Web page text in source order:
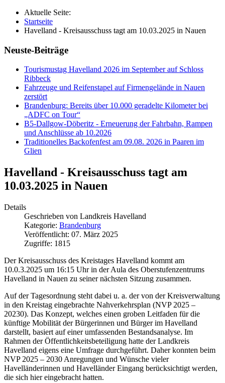
Aktuelle Seite:
Startseite
Havelland - Kreisausschuss tagt am 10.03.2025 in Nauen
Neuste-Beiträge
Tourismustag Havelland 2026 im September auf Schloss
Ribbeck
Fahrzeuge und Reifenstapel auf Firmengelände in Nauen
zerstört
Brandenburg: Bereits über 10.000 geradelte Kilometer bei
„ADFC on Tour“
B5-Dallgow-Döberitz - Erneuerung der Fahrbahn, Rampen
und Anschlüsse ab 10.2026
Traditionelles Backofenfest am 09.08. 2026 in Paaren im
Glien
Havelland - Kreisausschuss tagt am
10.03.2025 in Nauen
Details
Geschrieben von Landkreis Havelland
Kategorie: Brandenburg
Veröffentlicht: 07. März 2025
Zugriffe: 1815
Der Kreisausschuss des Kreistages Havelland kommt am
10.0.3.2025 um 16:15 Uhr in der Aula des Oberstufenzentrums
Havelland in Nauen zu seiner nächsten Sitzung zusammen.
Auf der Tagesordnung steht dabei u. a. der von der Kreisverwaltung
in den Kreistag eingebrachte Nahverkehrsplan (NVP 2025 –
20230). Das Konzept, welches einen groben Leitfaden für die
künftige Mobilität der Bürgerinnen und Bürger im Havelland
darstellt, basiert auf einer umfassenden Bestandsanalyse. Im
Rahmen der Öffentlichkeitsbeteiligung hatte der Landkreis
Havelland eigens eine Umfrage durchgeführt. Daher konnten beim
NVP 2025 – 2030 Anregungen und Wünsche vieler
Havelländerinnen und Havelländer Eingang berücksichtigt werden,
die sich hier eingebracht hatten.